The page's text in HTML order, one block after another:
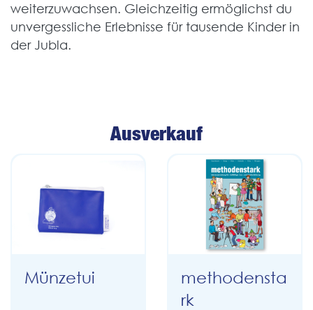
weiterzuwachsen. Gleichzeitig ermöglichst du
unvergessliche Erlebnisse für tausende Kinder in
der Jubla.
Ausverkauf
Münzetui
methodensta
rk